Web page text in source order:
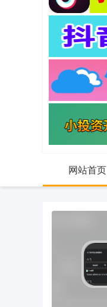
网站首页